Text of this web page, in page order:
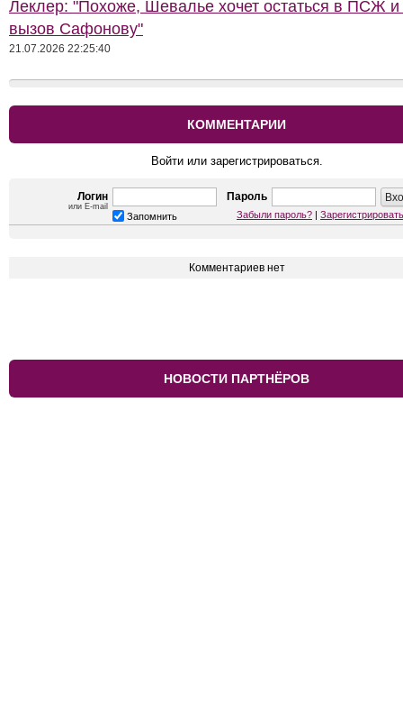
Леклер: "Похоже, Шевалье хочет остаться в ПСЖ и
вызов Сафонову"
21.07.2026 22:25:40
КОММЕНТАРИИ
Войти или зарегистрироваться.
Логин
или E-mail
Пароль
Запомнить Забыли пароль? |
Комментариев нет
НОВОСТИ ПАРТНЁРОВ